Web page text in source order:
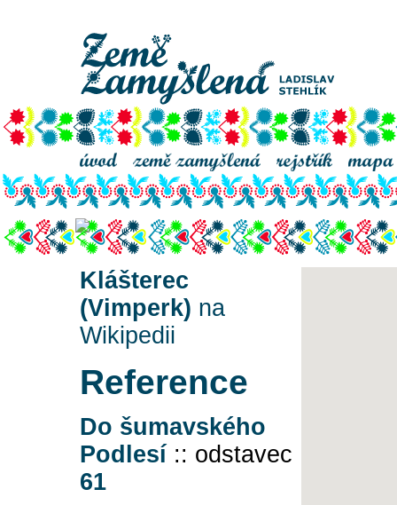
Klášterec
(Vimperk) na
Wikipedii
Reference
Do šumavského
Podlesí :: odstavec
61